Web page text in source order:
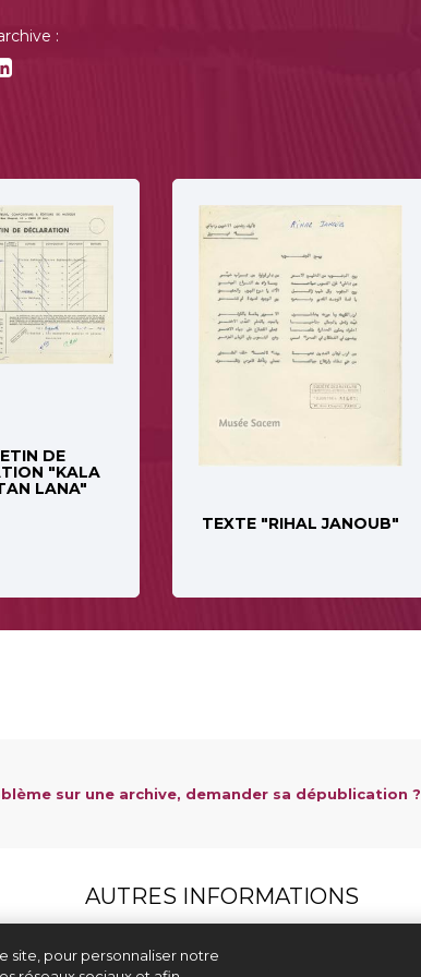
:
DE
"KALA
LANA"
TEXTE "RIHAL JANOUB"
sur une archive, demander sa dépublication ?
AUTRES INFORMATIONS
Mentions légales et CGU
site, pour personnaliser notre